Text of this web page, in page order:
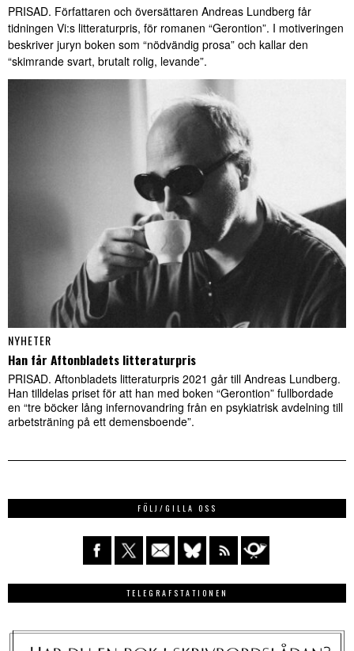
PRISAD. Författaren och översättaren Andreas Lundberg får
tidningen Vi:s litteraturpris, för romanen “Gerontion”. I motiveringen
beskriver juryn boken som “nödvändig prosa” och kallar den
“skimrande svart, brutalt rolig, levande”.
NYHETER
Han får Aftonbladets litteraturpris
PRISAD. Aftonbladets litteraturpris 2021 går till Andreas Lundberg.
Han tilldelas priset för att han med boken “Gerontion” fullbordade
en “tre böcker lång infernovandring från en psykiatrisk avdelning till
arbetsträning på ett demensboende”.
FÖLJ/GILLA OSS
TELEGRAFSTATIONEN